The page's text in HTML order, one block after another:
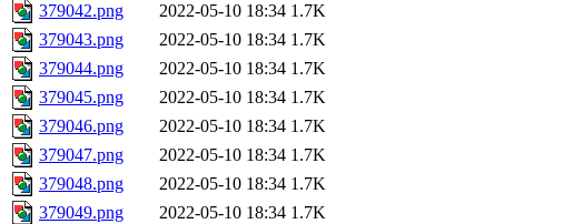
379042.png
2022-05-10 18:34 1.7K
379043.png
2022-05-10 18:34 1.7K
379044.png
2022-05-10 18:34 1.7K
379045.png
2022-05-10 18:34 1.7K
379046.png
2022-05-10 18:34 1.7K
379047.png
2022-05-10 18:34 1.7K
379048.png
2022-05-10 18:34 1.7K
379049.png
2022-05-10 18:34 1.7K